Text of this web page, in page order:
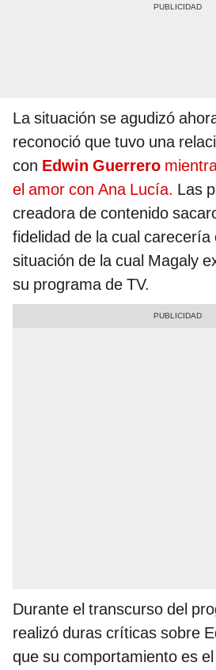
La situación se agudizó
reconoció que tuvo una
con Edwin Guerrero
el amor con Ana Lucía. Las
creadora de contenido
fidelidad de la cual carecería
situación de la cual Magaly
su programa de TV.
Durante el transcurso del
realizó duras críticas sobre
que su comportamiento es